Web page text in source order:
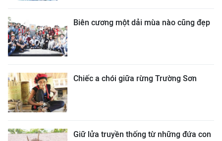
Biên cương một dải mùa nào cũng đẹp
Chiếc a chói giữa rừng Trường Sơn
Giữ lửa truyền thống từ những đứa con